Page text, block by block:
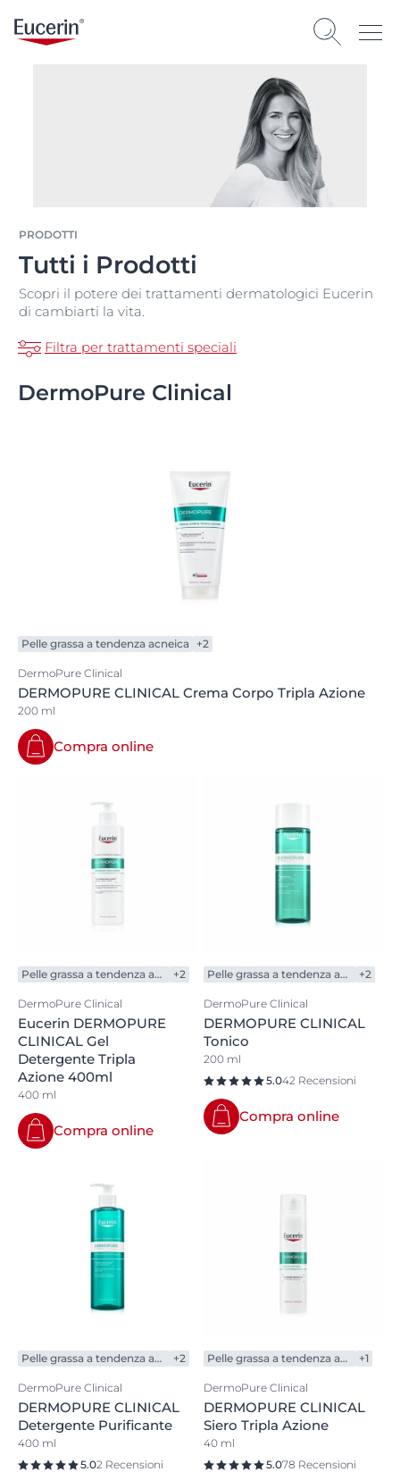
PRODOTTI
Tutti i Prodotti
Scopri il potere dei trattamenti dermatologici Eucerin
di cambiarti la vita.
Filtra per trattamenti speciali
DermoPure Clinical
Pelle grassa a tendenza acneica +2
DermoPure Clinical
DERMOPURE CLINICAL Crema Corpo Tripla Azione
200 ml
Compra online
Pelle grassa a tendenza acneica +2
DermoPure Clinical
Eucerin DERMOPURE
CLINICAL Gel
Detergente Tripla
Azione 400ml
400 ml
Compra online
Pelle grassa a tendenza acneica +2
DermoPure Clinical
DERMOPURE CLINICAL
Tonico
200 ml
5.042 Recensioni
Compra online
Pelle grassa a tendenza acneica +2
DermoPure Clinical
DERMOPURE CLINICAL
Detergente Purificante
400 ml
5.02 Recensioni
Pelle grassa a tendenza acneica +1
DermoPure Clinical
DERMOPURE CLINICAL
Siero Tripla Azione
40 ml
5.078 Recensioni